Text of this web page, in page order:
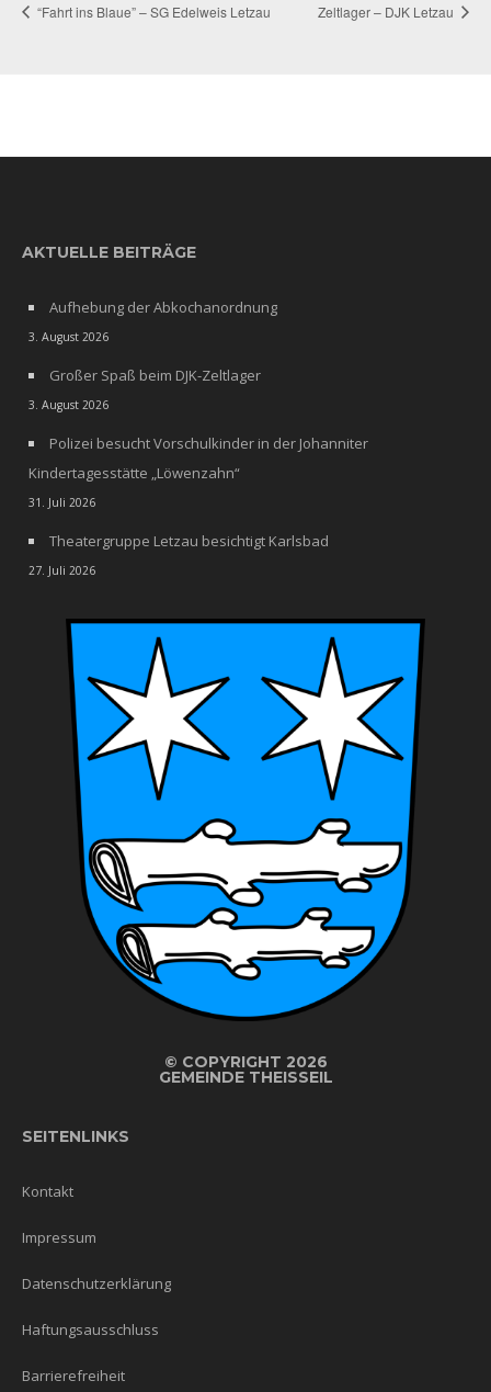
“Fahrt ins Blaue” – SG Edelweis Letzau Zeltlager – DJK Letzau
AKTUELLE BEITRÄGE
Aufhebung der Abkochanordnung
3. August 2026
Großer Spaß beim DJK-Zeltlager
3. August 2026
Polizei besucht Vorschulkinder in der Johanniter
Kindertagesstätte „Löwenzahn“
31. Juli 2026
Theatergruppe Letzau besichtigt Karlsbad
27. Juli 2026
© COPYRIGHT 2026
GEMEINDE THEISSEIL
SEITENLINKS
Kontakt
Impressum
Datenschutzerklärung
Haftungsausschluss
Barrierefreiheit